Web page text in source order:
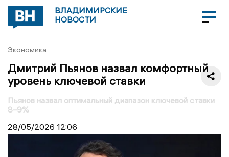
ВЛАДИМИРСКИЕ
НОВОСТИ
Экономика
Дмитрий Пьянов назвал комфортный
уровень ключевой ставки
Пьянов назвал оптимальный диапазон ключевой ставки
8–9%
28/05/2026 12:06